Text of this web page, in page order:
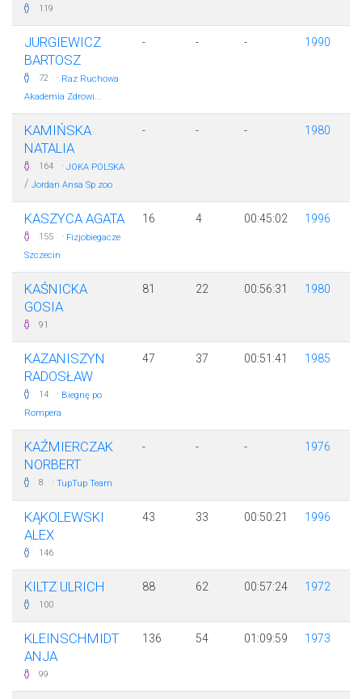
119
JURGIEWICZ
BARTOSZ
72 · Raz Ruchowa
Akademia Zdrowi...
- - - 1990
KAMIŃSKA
NATALIA
164 · JOKA POLSKA
/ Jordan Ansa Sp zoo
- - - 1980
KASZYCA AGATA
155 · Fizjobiegacze
Szczecin
16 4 00:45:02 1996
KAŚNICKA
GOSIA
91
81 22 00:56:31 1980
KAZANISZYN
RADOSŁAW
14 · Biegnę po
Rompera
47 37 00:51:41 1985
KAŹMIERCZAK
NORBERT
8 · TupTup Team
- - - 1976
KĄKOLEWSKI
ALEX
146
43 33 00:50:21 1996
KILTZ ULRICH
100
88 62 00:57:24 1972
KLEINSCHMIDT
ANJA
99
136 54 01:09:59 1973